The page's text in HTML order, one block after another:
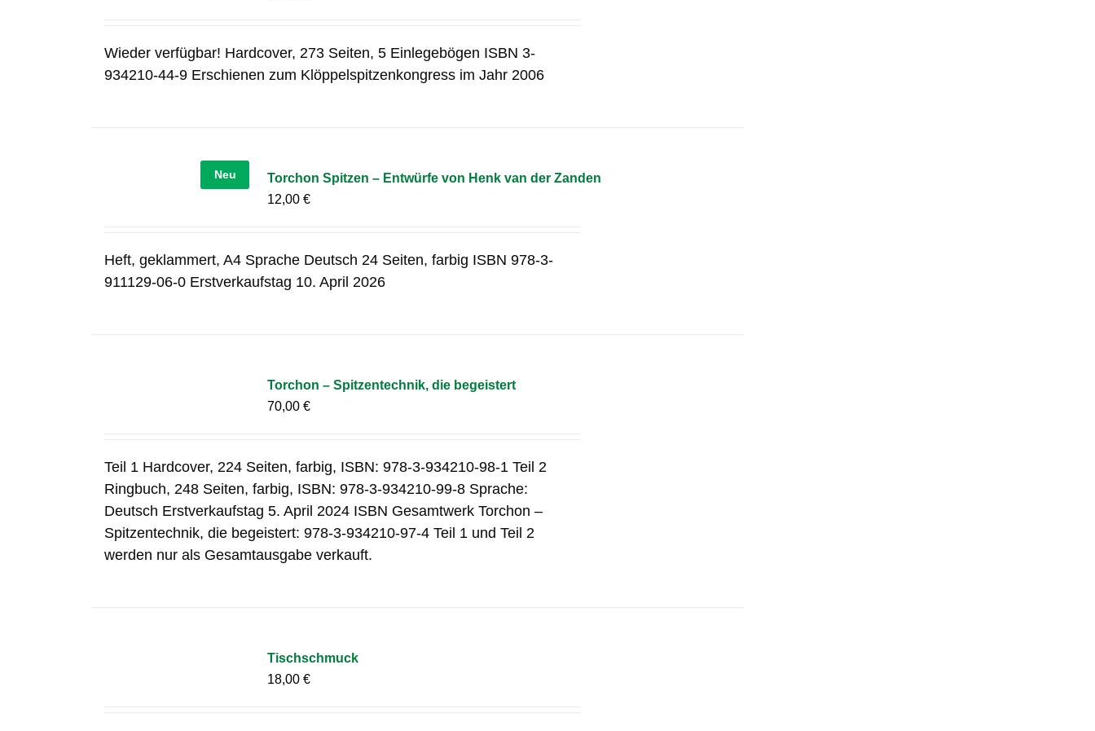
Wieder verfügbar! Hardcover, 273 Seiten, 5 Einlegebögen ISBN 3-
934210-44-9 Erschienen zum Klöppelspitzenkongress im Jahr 2006
Neu
Torchon Spitzen – Entwürfe von Henk van der Zanden
12,00€
Heft, geklammert, A4 Sprache Deutsch 24 Seiten, farbig ISBN 978-3-
911129-06-0 Erstverkaufstag 10. April 2026
Torchon – Spitzentechnik, die begeistert
70,00€
Teil 1 Hardcover, 224 Seiten, farbig, ISBN: 978-3-934210-98-1 Teil 2
Ringbuch, 248 Seiten, farbig, ISBN: 978-3-934210-99-8 Sprache:
Deutsch Erstverkaufstag 5. April 2024 ISBN Gesamtwerk Torchon –
Spitzentechnik, die begeistert: 978-3-934210-97-4 Teil 1 und Teil 2
werden nur als Gesamtausgabe verkauft.
Tischschmuck
18,00€